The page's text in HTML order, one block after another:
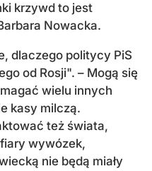
krzywd to jest
Nowacka.
dlaczego politycy PiS
od Rosji". – Mogą się
wielu innych
kasy milczą.
też świata,
wywózek,
nie będą miały